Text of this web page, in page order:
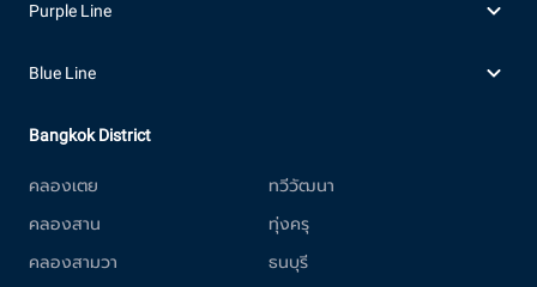
Purple Line
Blue Line
Bangkok District
คลองเตย
คลองสาน
คลองสามวา
ทวีวัฒนา
ทุ่งครุ
ธนบุรี